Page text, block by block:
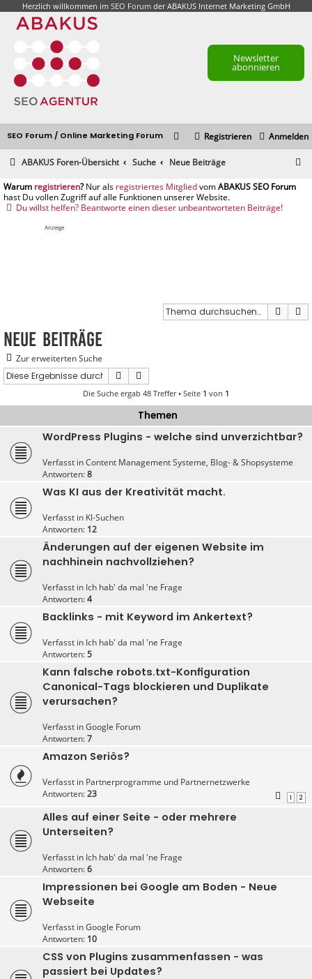
Herzlich willkommen im SEO Forumder ABAKUS Internet Marketing GmbH
Newsletter
abonnieren
SEO Forum / Online Marketing Forum Anmelden
Registrieren
ABAKUS Foren-Übersicht Suche Neue Beiträge
registrieren
registriertes Mitglied
Du willst helfen? Beantworte einen dieser unbeantworteten Beiträge!
Anzeige
Suche
Neue Beiträge
Zur erweiterten Suche
Suche
Die Suche ergab 48 Treffer • Seite 1 von 1
Themen
WordPress Plugins - welche sind unverzichtbar?
Verfasst inContent Management Systeme, Blog- & Shopsysteme
Antworten:8
Was KI aus der Kreativität macht.
Verfasst in KI-Suchen
Antworten: 12
Änderungen auf der eigenen Website im
nachhinein nachvollziehen?
Verfasst in Ich hab' da mal 'ne Frage
Antworten:4
Backlinks - mit Keyword im Ankertext?
Verfasst in Ich hab' da mal 'ne Frage
Antworten:5
Kann falsche robots.txt-Konfiguration
Canonical-Tags blockieren und Duplikate
verursachen?
Verfasst inGoogle Forum
Antworten:7
Amazon Seriös?
Verfasst in Partnerprogramme und Partnernetzwerke
Antworten:23 1 2
Alles auf einer Seite - oder mehrere
Unterseiten?
Verfasst in Ich hab' da mal 'ne Frage
Antworten:6
Impressionen bei Google am Boden - Neue
Webseite
Verfasst inGoogle Forum
Antworten: 10
CSS von Plugins zusammenfassen - was
passiert bei Updates?